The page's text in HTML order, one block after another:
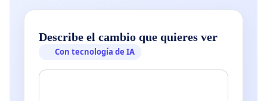
Describe el cambio que quieres ver
Con tecnología de IA